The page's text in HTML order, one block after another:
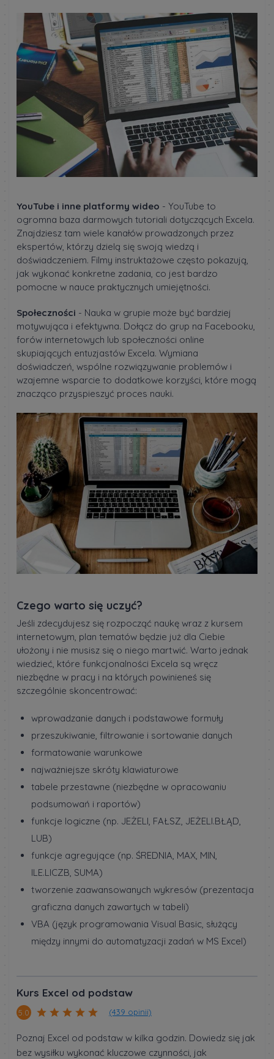
YouTube i inne platformy wideo - YouTube to
ogromna baza darmowych tutoriali dotyczących Excela.
Znajdziesz tam wiele kanałów prowadzonych przez
ekspertów, którzy dzielą się swoją wiedzą i
doświadczeniem. Filmy instruktażowe często pokazują,
jak wykonać konkretne zadania, co jest bardzo
pomocne w nauce praktycznych umiejętności.
Społeczności - Nauka w grupie może być bardziej
motywująca i efektywna. Dołącz do grup na Facebooku,
forów internetowych lub społeczności online
skupiających entuzjastów Excela. Wymiana
doświadczeń, wspólne rozwiązywanie problemów i
wzajemne wsparcie to dodatkowe korzyści, które mogą
znacząco przyspieszyć proces nauki.
Czego warto się uczyć?
Jeśli zdecydujesz się rozpocząć naukę wraz z kursem
internetowym, plan tematów będzie już dla Ciebie
ułożony i nie musisz się o niego martwić. Warto jednak
wiedzieć, które funkcjonalności Excela są wręcz
niezbędne w pracy i na których powinieneś się
szczególnie skoncentrować:
wprowadzanie danych i podstawowe formuły
przeszukiwanie, filtrowanie i sortowanie danych
formatowanie warunkowe
najważniejsze skróty klawiaturowe
tabele przestawne (niezbędne w opracowaniu
podsumowań i raportów)
funkcje logiczne (np. JEŻELI, FAŁSZ, JEŻELI.BŁĄD,
LUB)
funkcje agregujące (np. ŚREDNIA, MAX, MIN,
ILE.LICZB, SUMA)
tworzenie zaawansowanych wykresów (prezentacja
graficzna danych zawartych w tabeli)
VBA (język programowania Visual Basic, służący
między innymi do automatyzacji zadań w MS Excel)
Kurs Excel od podstaw
5.0 (439 opinii)
Poznaj Excel od podstaw w kilka godzin. Dowiedz się jak
bez wysiłku wykonać kluczowe czynności, jak